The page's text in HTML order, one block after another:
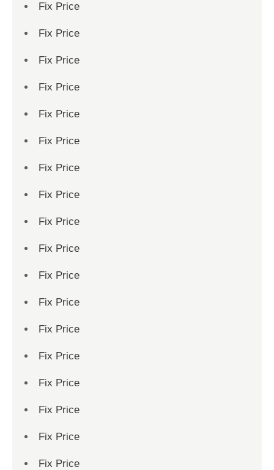
Fix Price
Fix Price
Fix Price
Fix Price
Fix Price
Fix Price
Fix Price
Fix Price
Fix Price
Fix Price
Fix Price
Fix Price
Fix Price
Fix Price
Fix Price
Fix Price
Fix Price
Fix Price